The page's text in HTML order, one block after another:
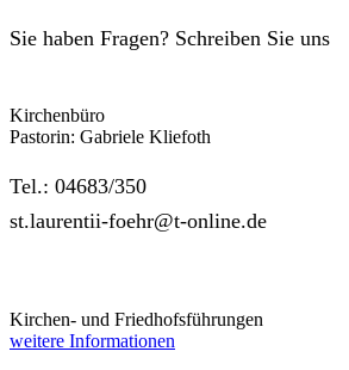
Sie haben Fragen? Schreiben Sie uns
Kirchenbüro
Pastorin: Gabriele Kliefoth
Tel.: 04683/350
st.laurentii-foehr@t-online.de
Kirchen- und Friedhofsführungen
weitere Informationen